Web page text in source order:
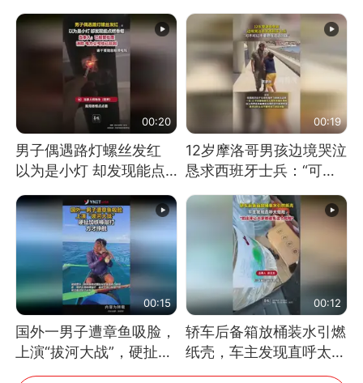
震惊 （视频来源：参考
消息）
开门：午休到几点
00:20
男子偶遇路灯螺丝发红
以为是小灯 却发现能点
燃香烟 当事人：已报警
处理
00:19
12岁摩洛哥男孩边境哭泣
恳求西班牙士兵：“可不
可以不要把我遣返回国”
00:15
国外一男子遭章鱼吸脸，
上演“拔河大战”，硬扯加
铁棒敲打方才挣脱
00:12
轿车后备箱放桶装水引燃
纸壳，车主发现直呼太危
险，“拍出来让大家都避